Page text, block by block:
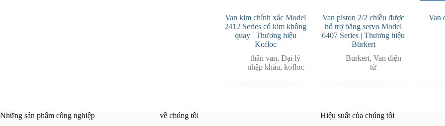
Van kim chính xác Model
2412 Series có kim không
quay | Thương hiệu
Kofloc
thân van,Đại lý
nhập khẩu, kofloc
Van piston 2/2 chiều được
hỗ trợ bằng servo Model
6407 Series | Thương hiệu
Bürkert
Burkert, Van điện
từ
Van
Những sản phẩm công nghiệp về chúng tôi Hiệu suất của chúng tôi